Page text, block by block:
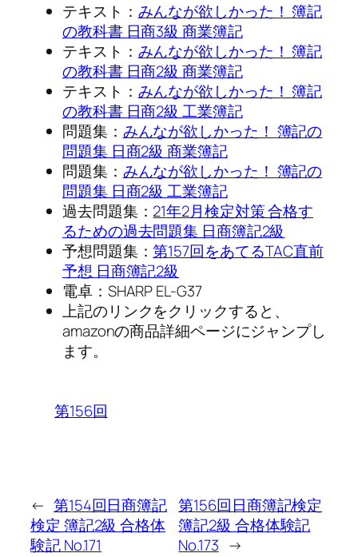
テキスト： みんなが欲しかった！ 簿記
の教科書 日商3級 商業簿記
テキスト： みんなが欲しかった！ 簿記
の教科書 日商2級 商業簿記
テキスト： みんなが欲しかった！ 簿記
の教科書 日商2級 工業簿記
問題集： みんなが欲しかった！ 簿記の
問題集 日商2級 商業簿記
問題集： みんなが欲しかった！ 簿記の
問題集 日商2級 工業簿記
過去問題集： 21年2月検定対策 合格す
るための過去問題集 日商簿記2級
予想問題集：第157回をあてるTAC直前
予想 日商簿記2級
電卓：SHARP EL-G37
上記のリンクをクリックすると、
amazonの商品詳細ページにジャンプし
ます。
第156回
← 第154回日商簿記
検定 簿記2級 合格体
験記 No.171
第156回日商簿記検定
簿記2級 合格体験記
No.173 →